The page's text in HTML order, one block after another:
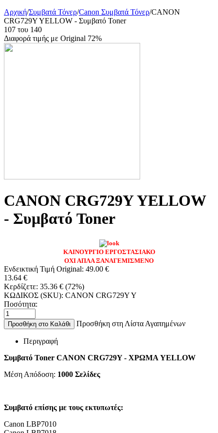
Αρχική/Συμβατά Τόνερ/Canon Συμβατά Τόνερ/CANON
CRG729Y YELLOW - Συμβατό Toner
107 του 140
Διαφορά τιμής με Original 72%
CANON CRG729Y YELLOW
- Συμβατό Toner
ΚΑΙΝΟΥΡΓΙΟ ΕΡΓΟΣΤΑΣΙΑΚΟ
ΟΧΙ ΑΠΛΑ ΞΑΝΑΓΕΜΙΣΜΕΝΟ
Ενδεικτική Τιμή Original: 49.00 €
13.64 €
Κερδίζετε: 35.36 € (72%)
ΚΩΔΙΚΟΣ (SKU): CANON CRG729Y Y
Ποσότητα:
Προσθήκη στο Καλάθι Προσθήκη στη Λίστα Αγαπημένων
Περιγραφή
Συμβατό Toner CANON CRG729Y- ΧΡΩΜΑ YELLOW
Μέση Απόδοση: 1000 Σελίδες
Συμβατό επίσης με τους εκτυπωτές:
Canon LBP7010